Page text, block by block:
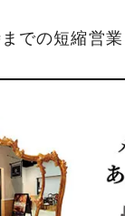
での短縮営